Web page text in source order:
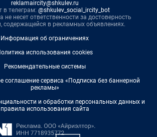
reklamaircity@shkulev.ru
в телеграм: @shkulev_social_ircity_bot
не несет ответственности за достоверность
содержащейся в рекламных объявлениях.
Информация об ограничениях
использования cookies
Рекомендательные системы
соглашение сервиса «Подписка без баннерной
рекламы»
и обработки персональных данных и
правила использования сайта